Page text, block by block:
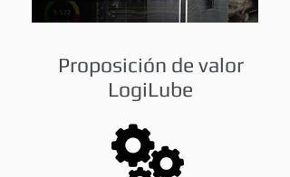
Proposición de valor
LogiLube